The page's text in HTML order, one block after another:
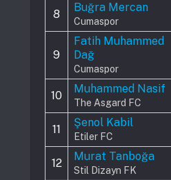
8
Buğra Mercan
Cumaspor
9
Fatih Muhammed
Dağ
Cumaspor
10
Muhammed Nasif
The Asgard FC
11
Şenol Kabil
Etiler FC
12
Murat Tanboğa
Stil Dizayn FK